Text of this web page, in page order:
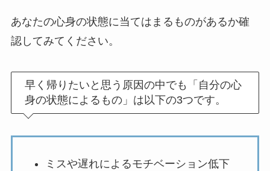
あなたの心身の状態に当てはまるものがあるか確
認してみてください。
早く帰りたいと思う原因の中でも「自分の心
身の状態によるもの」は以下の3つです。
ミスや遅れによるモチベーション低下